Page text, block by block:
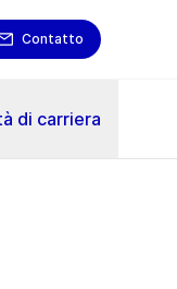
Contatto
di carriera